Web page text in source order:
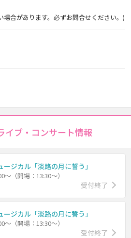
場合があります。必ずお問合せください。)
イブ・コンサート情報
ージカル「淡路の月に誓う」
～（開場：13:30～）
受付終了
ージカル「淡路の月に誓う」
～（開場：13:30～）
受付終了